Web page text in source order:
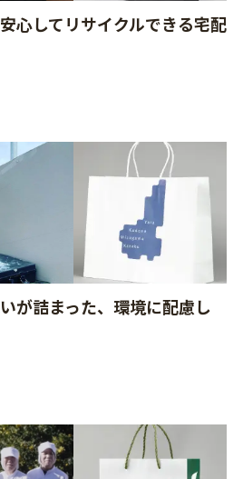
心してリサイクルできる宅配
が詰まった、環境に配慮し